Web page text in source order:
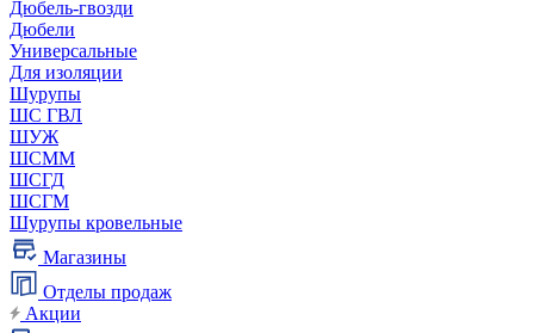
Дюбель-гвозди
Дюбели
Универсальные
Для изоляции
Шурупы
ШС ГВЛ
ШУЖ
ШСММ
ШСГД
ШСГМ
Шурупы кровельные
Магазины
Отделы продаж
Акции